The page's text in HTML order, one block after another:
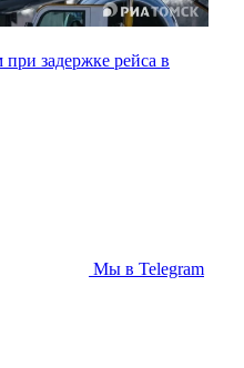
задержке рейса в
Мы в Telegram